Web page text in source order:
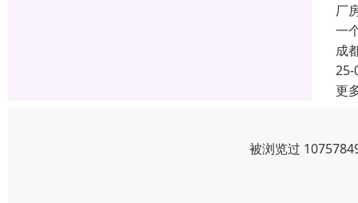
厂
一
成
25-
更
被浏览过